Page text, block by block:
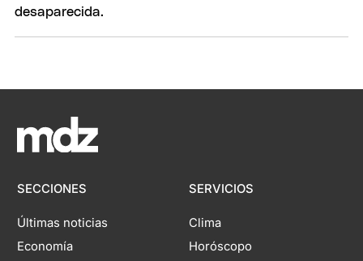
SECCIONES
Últimas noticias
Economía
SERVICIOS
Clima
Horóscopo